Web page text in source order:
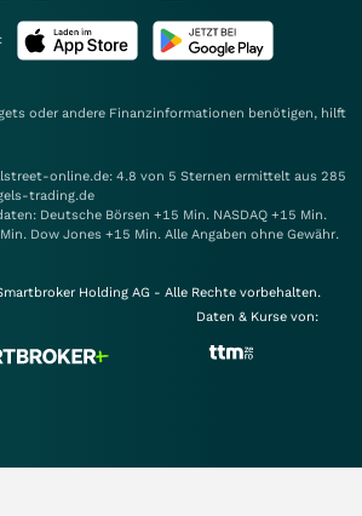
oder andere Finanzinformationen benötigen, hilft
online.de: 4.8 von 5 Sternen ermittelt aus 285
trading.de
Deutsche Börsen +15 Min. NASDAQ +15 Min.
Dow Jones +15 Min. Alle Angaben ohne Gewähr.
Holding AG - Alle Rechte vorbehalten.
Daten & Kurse von: